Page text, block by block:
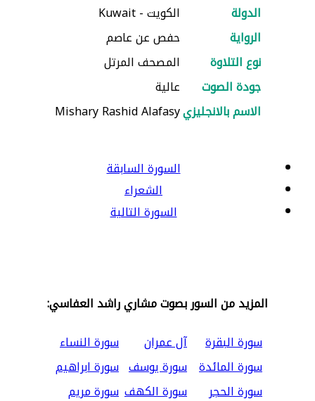
الدولة
الكويت - Kuwait
الرواية
حفص عن عاصم
نوع التلاوة
المصحف المرتل
جودة الصوت
عالية
الاسم بالانجليزيMishary Rashid Alafasy
السورة السابقة
الشعراء
السورة التالية
المزيد من السور بصوت مشاري راشد العفاسي:
سورة البقرة
آل عمران
سورة النساء
سورة المائدة سورة يوسف سورة ابراهيم
سورة الحجر
سورة الكهف سورة مريم